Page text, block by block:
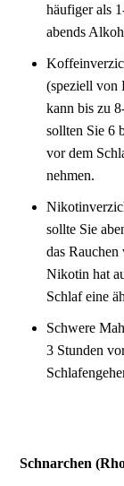
häufiger als
abends
(speziell von
kann bis zu
sollten Sie 6
vor dem
nehmen.
sollte Sie
das
Nikotin hat
Schlaf eine
Schwere
3 Stunden
Schnarchen